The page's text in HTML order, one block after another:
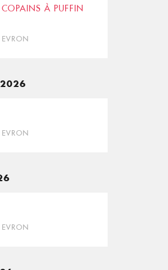
À PUFFIN
EVRON
2026
EVRON
EVRON